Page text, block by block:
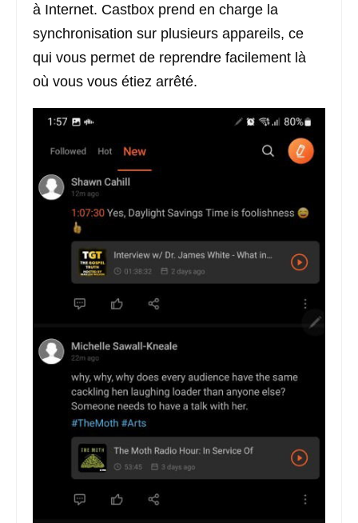
à Internet. Castbox prend en charge la
synchronisation sur plusieurs appareils, ce
qui vous permet de reprendre facilement là
où vous vous étiez arrêté.